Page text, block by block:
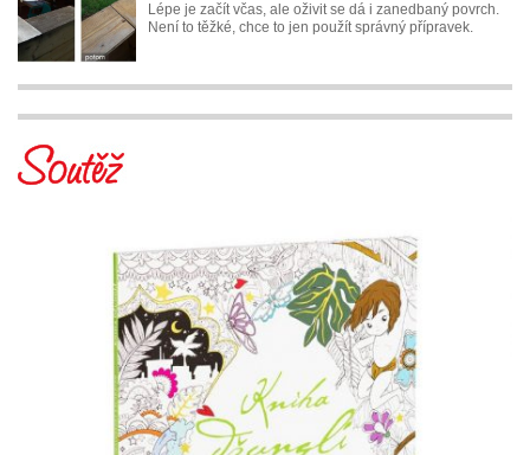
Lépe je začít včas, ale oživit se dá i zanedbaný povrch.
Není to těžké, chce to jen použít správný přípravek.